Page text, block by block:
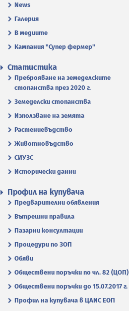
News
Галерия
В медиите
Кампания "Супер фермер"
Статистика
Преброяване на земеделските
стопанства през 2020 г.
Земеделски стопанства
Използване на земята
Растениевъдство
Животновъдство
СИУЗС
Исторически данни
Профил на купувача
Предварителни обявления
Вътрешни правила
Пазарни консултации
Процедури по ЗОП
Обяви
Обществени поръчки по чл. 82 (ЦОП)
Обществени поръчки до 15.07.2017 г.
Профил на купувача в ЦАИС ЕОП